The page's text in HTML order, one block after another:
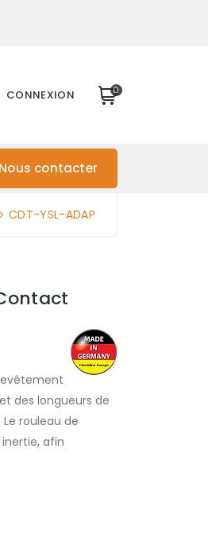
CONNEXION 0
Nous contacter
CDT-YSL-ADAP
des longueurs de
rouleau de
afin